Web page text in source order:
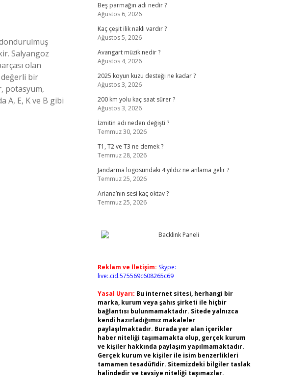
Salyangoz
olan
bir
potasyum,
A, E, K ve B gibi
Beş parmağın adı nedir ?
Ağustos 6, 2026
Kaç çeşit ilik nakli vardır ?
Ağustos 5, 2026
Avangart müzik nedir ?
Ağustos 4, 2026
2025 koyun kuzu desteği ne kadar ?
Ağustos 3, 2026
200 km yolu kaç saat sürer ?
Ağustos 3, 2026
İzmitin adı neden değişti ?
Temmuz 30, 2026
T1, T2 ve T3 ne demek ?
Temmuz 28, 2026
Jandarma logosundaki 4 yıldız ne anlama gelir ?
Temmuz 25, 2026
Ariana’nın sesi kaç oktav ?
Temmuz 25, 2026
Reklam ve İletişim: Skype:
live:.cid.575569c608265c69
Yasal Uyarı: Bu internet sitesi, herhangi bir
marka, kurum veya şahıs şirketi ile hiçbir
bağlantısı bulunmamaktadır. Sitede yalnızca
kendi hazırladığımız makaleler
paylaşılmaktadır. Burada yer alan içerikler
haber niteliği taşımamakta olup, gerçek kurum
ve kişiler hakkında paylaşım yapılmamaktadır.
Gerçek kurum ve kişiler ile isim benzerlikleri
tamamen tesadüfidir. Sitemizdeki bilgiler taslak
halindedir ve tavsiye niteliği taşımazlar.